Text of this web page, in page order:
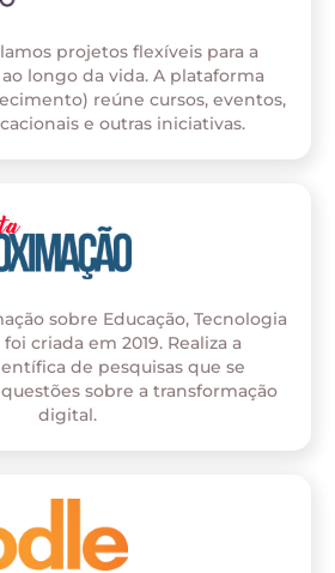
projetos flexíveis para a
longo da vida. A plataforma
reúne cursos, eventos,
e outras iniciativas.
sobre Educação, Tecnologia
criada em 2019. Realiza a
de pesquisas que se
sobre a transformação
digital.